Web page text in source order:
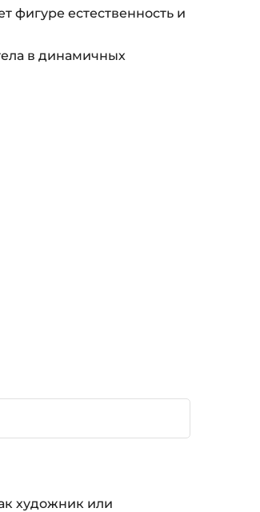
фигуре естественность и
в динамичных
художник или